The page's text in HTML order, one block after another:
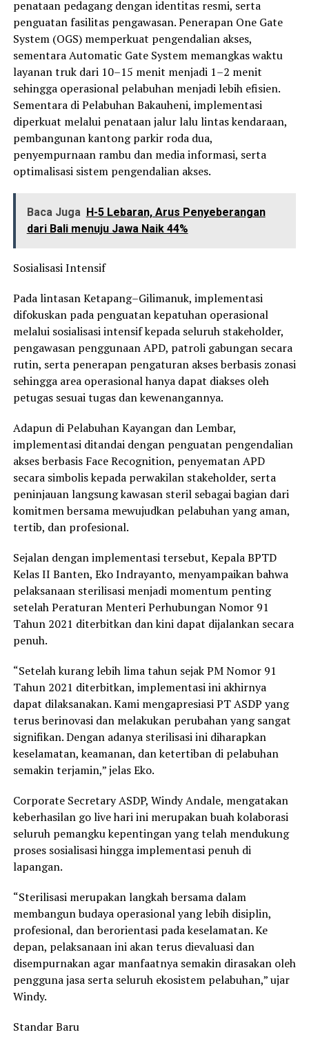
penataan pedagang dengan identitas resmi, serta
penguatan fasilitas pengawasan. Penerapan One Gate
System (OGS) memperkuat pengendalian akses,
sementara Automatic Gate System memangkas waktu
layanan truk dari 10–15 menit menjadi 1–2 menit
sehingga operasional pelabuhan menjadi lebih efisien.
Sementara di Pelabuhan Bakauheni, implementasi
diperkuat melalui penataan jalur lalu lintas kendaraan,
pembangunan kantong parkir roda dua,
penyempurnaan rambu dan media informasi, serta
optimalisasi sistem pengendalian akses.
Baca Juga H-5 Lebaran, Arus Penyeberangan
dari Bali menuju Jawa Naik 44%
Sosialisasi Intensif
Pada lintasan Ketapang–Gilimanuk, implementasi
difokuskan pada penguatan kepatuhan operasional
melalui sosialisasi intensif kepada seluruh stakeholder,
pengawasan penggunaan APD, patroli gabungan secara
rutin, serta penerapan pengaturan akses berbasis zonasi
sehingga area operasional hanya dapat diakses oleh
petugas sesuai tugas dan kewenangannya.
Adapun di Pelabuhan Kayangan dan Lembar,
implementasi ditandai dengan penguatan pengendalian
akses berbasis Face Recognition, penyematan APD
secara simbolis kepada perwakilan stakeholder, serta
peninjauan langsung kawasan steril sebagai bagian dari
komitmen bersama mewujudkan pelabuhan yang aman,
tertib, dan profesional.
Sejalan dengan implementasi tersebut, Kepala BPTD
Kelas II Banten, Eko Indrayanto, menyampaikan bahwa
pelaksanaan sterilisasi menjadi momentum penting
setelah Peraturan Menteri Perhubungan Nomor 91
Tahun 2021 diterbitkan dan kini dapat dijalankan secara
penuh.
“Setelah kurang lebih lima tahun sejak PM Nomor 91
Tahun 2021 diterbitkan, implementasi ini akhirnya
dapat dilaksanakan. Kami mengapresiasi PT ASDP yang
terus berinovasi dan melakukan perubahan yang sangat
signifikan. Dengan adanya sterilisasi ini diharapkan
keselamatan, keamanan, dan ketertiban di pelabuhan
semakin terjamin,” jelas Eko.
Corporate Secretary ASDP, Windy Andale, mengatakan
keberhasilan go live hari ini merupakan buah kolaborasi
seluruh pemangku kepentingan yang telah mendukung
proses sosialisasi hingga implementasi penuh di
lapangan.
“Sterilisasi merupakan langkah bersama dalam
membangun budaya operasional yang lebih disiplin,
profesional, dan berorientasi pada keselamatan. Ke
depan, pelaksanaan ini akan terus dievaluasi dan
disempurnakan agar manfaatnya semakin dirasakan oleh
pengguna jasa serta seluruh ekosistem pelabuhan,” ujar
Windy.
Standar Baru